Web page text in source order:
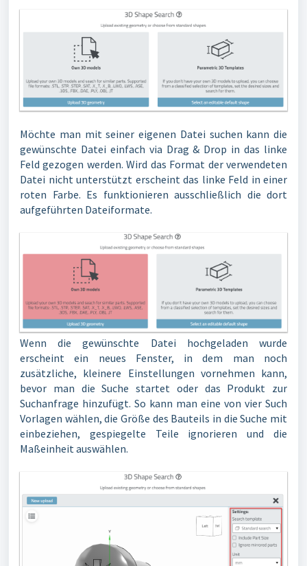
Möchte man mit seiner eigenen Datei suchen kann die
gewünschte Datei einfach via Drag & Drop in das linke
Feld gezogen werden. Wird das Format der verwendeten
Datei nicht unterstützt erscheint das linke Feld in einer
roten Farbe. Es funktionieren ausschließlich die dort
aufgeführten Dateiformate.
Wenn die gewünschte Datei hochgeladen wurde
erscheint ein neues Fenster, in dem man noch
zusätzliche, kleinere Einstellungen vornehmen kann,
bevor man die Suche startet oder das Produkt zur
Suchanfrage hinzufügt. So kann man eine von vier Such
Vorlagen wählen, die Größe des Bauteils in die Suche mit
einbeziehen, gespiegelte Teile ignorieren und die
Maßeinheit auswählen.